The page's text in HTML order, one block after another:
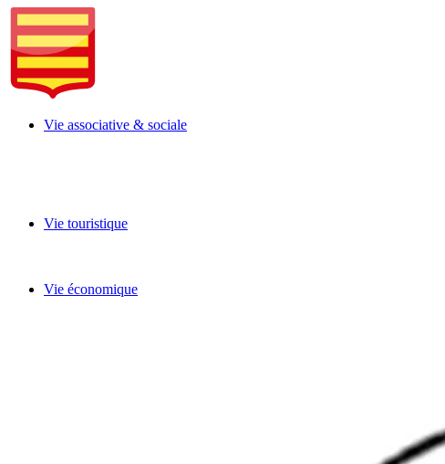
Vie associative & sociale
Vie touristique
Vie économique